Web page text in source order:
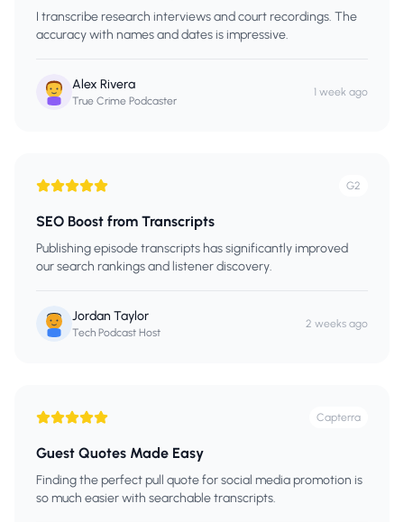
I transcribe research interviews and court recordings. The
accuracy with names and dates is impressive.
Alex Rivera
True Crime Podcaster
1 week ago
G2
SEO Boost from Transcripts
Publishing episode transcripts has significantly improved
our search rankings and listener discovery.
Jordan Taylor
Tech Podcast Host
2 weeks ago
Capterra
Guest Quotes Made Easy
Finding the perfect pull quote for social media promotion is
so much easier with searchable transcripts.